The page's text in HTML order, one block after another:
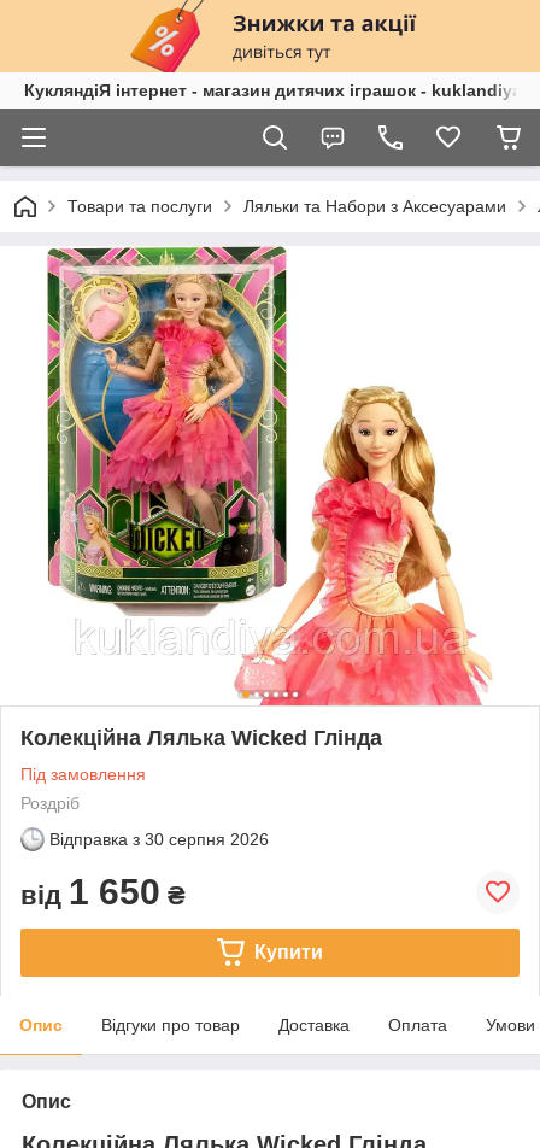
КукляндіЯ інтернет - магазин дитячих іграшок -
Товари та послуги Ляльки та Набори з Аксесуарами
Колекційна Лялька Wicked Глінда
Під замовлення
Роздріб
Відправка з 30 серпня 2026
від 1 650 ₴
Купити
Опис Відгуки про товар Доставка Оплата Умови
Опис